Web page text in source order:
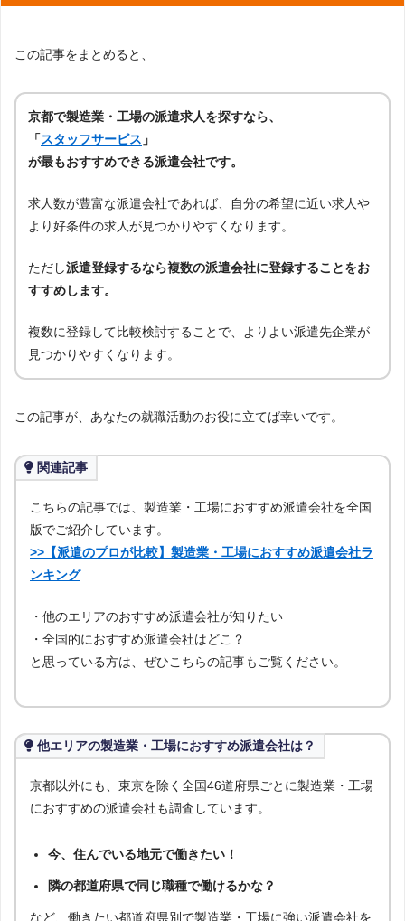
この記事をまとめると、
京都で製造業・工場の派遣求人を探すなら、
「スタッフサービス 」
が最もおすすめできる派遣会社です。
求人数が豊富な派遣会社であれば、自分の希望に近い求人や
より好条件の求人が見つかりやすくなります。
ただし派遣登録するなら複数の派遣会社に登録することをお
すすめします。
複数に登録して比較検討することで、よりよい派遣先企業が
見つかりやすくなります。
この記事が、あなたの就職活動のお役に立てば幸いです。
関連記事
こちらの記事では、製造業・工場におすすめ派遣会社を全国
版でご紹介しています。
>>【派遣のプロが比較】製造業・工場におすすめ派遣会社ラ
ンキング
・他のエリアのおすすめ派遣会社が知りたい
・全国的におすすめ派遣会社はどこ？
と思っている方は、ぜひこちらの記事もご覧ください。
他エリアの製造業・工場におすすめ派遣会社は？
京都以外にも、東京を除く全国46道府県ごとに製造業・工場
におすすめの派遣会社も調査しています。
今、住んでいる地元で働きたい！
隣の都道府県で同じ職種で働けるかな？
など、働きたい都道府県別で製造業・工場に強い派遣会社を